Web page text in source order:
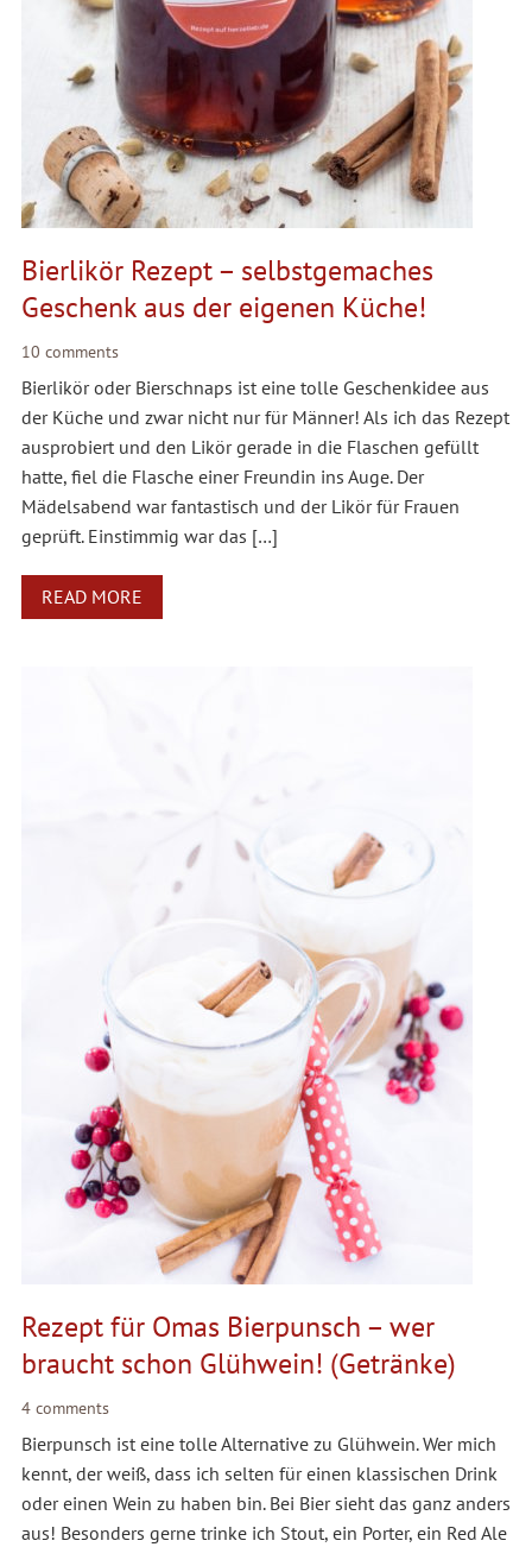
Bierlikör Rezept – selbstgemaches
Geschenk aus der eigenen Küche!
10 comments
Bierlikör oder Bierschnaps ist eine tolle Geschenkidee aus
der Küche und zwar nicht nur für Männer! Als ich das Rezept
ausprobiert und den Likör gerade in die Flaschen gefüllt
hatte, fiel die Flasche einer Freundin ins Auge. Der
Mädelsabend war fantastisch und der Likör für Frauen
geprüft. Einstimmig war das […]
READ MORE
Rezept für Omas Bierpunsch – wer
braucht schon Glühwein! (Getränke)
4 comments
Bierpunsch ist eine tolle Alternative zu Glühwein. Wer mich
kennt, der weiß, dass ich selten für einen klassischen Drink
oder einen Wein zu haben bin. Bei Bier sieht das ganz anders
aus! Besonders gerne trinke ich Stout, ein Porter, ein Red Ale